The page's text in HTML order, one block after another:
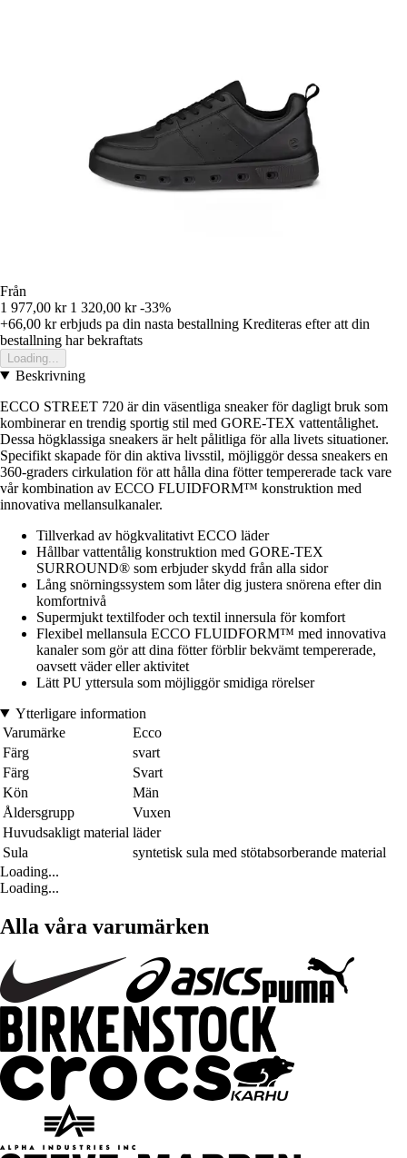
Från
1 977,00 kr 1 320,00 kr -33%
+66,00 krerbjuds pa din nasta bestallning Krediteras efter att din
bestallning har bekraftats
Loading...
Beskrivning
ECCO STREET 720 är din väsentliga sneaker för dagligt bruk som
kombinerar en trendig sportig stil med GORE-TEX vattentålighet.
Dessa högklassiga sneakers är helt pålitliga för alla livets situationer.
Specifikt skapade för din aktiva livsstil, möjliggör dessa sneakers en
360-graders cirkulation för att hålla dina fötter tempererade tack vare
vår kombination av ECCO FLUIDFORM™ konstruktion med
innovativa mellansulkanaler.
Tillverkad av högkvalitativt ECCO läder
Hållbar vattentålig konstruktion med GORE-TEX
SURROUND® som erbjuder skydd från alla sidor
Lång snörningssystem som låter dig justera snörena efter din
komfortnivå
Supermjukt textilfoder och textil innersula för komfort
Flexibel mellansula ECCO FLUIDFORM™ med innovativa
kanaler som gör att dina fötter förblir bekvämt tempererade,
oavsett väder eller aktivitet
Lätt PU yttersula som möjliggör smidiga rörelser
Ytterligare information
Varumärke
Ecco
Färg
svart
Färg
Svart
Kön
Män
Åldersgrupp
Vuxen
Huvudsakligt material läder
Sula
syntetisk sula med stötabsorberande material
Loading...
Loading...
Alla våra varumärken